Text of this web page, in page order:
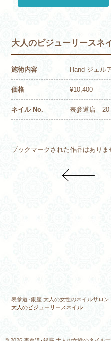
大人のビジューリースネ
施術内容 Hand ジェル
価格 ¥10,400
ネイル No. 表参道店 20-
ブックマークされた作品はありま
表参道･銀座 大人の女性のネイルサロン
大人のビジューリースネイル